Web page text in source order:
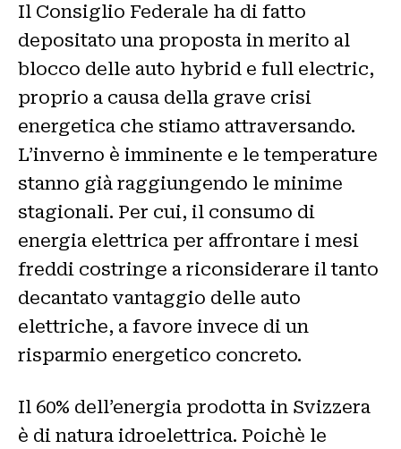
Il Consiglio Federale ha di fatto
depositato una proposta in merito al
blocco delle auto hybrid e full electric,
proprio a causa della grave crisi
energetica che stiamo attraversando.
L’inverno è imminente e le temperature
stanno già raggiungendo le minime
stagionali. Per cui, il consumo di
energia elettrica per affrontare i mesi
freddi costringe a riconsiderare il tanto
decantato vantaggio delle auto
elettriche, a favore invece di un
risparmio energetico concreto.
Il 60% dell’energia prodotta in Svizzera
è di natura idroelettrica. Poichè le